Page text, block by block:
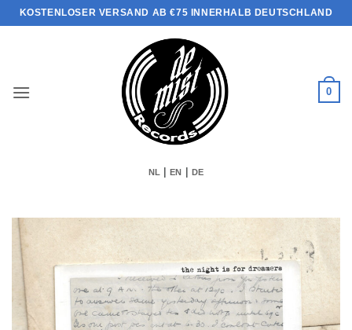
Zum
Inhalt
KOSTENLOSER VERSAND AB €75 INNERHALB DEUTSCHLAND
0
NL |EN DE